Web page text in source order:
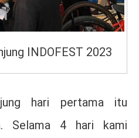
INDOFEST 2023
hari pertama itu
Selama 4 hari kami